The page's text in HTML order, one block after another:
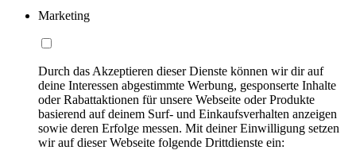
Marketing
Durch das Akzeptieren dieser Dienste können wir dir auf
deine Interessen abgestimmte Werbung, gesponserte Inhalte
oder Rabattaktionen für unsere Webseite oder Produkte
basierend auf deinem Surf- und Einkaufsverhalten anzeigen
sowie deren Erfolge messen. Mit deiner Einwilligung setzen
wir auf dieser Webseite folgende Drittdienste ein: